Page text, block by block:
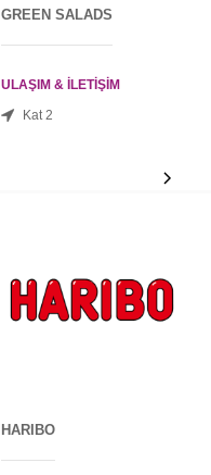
GREEN SALADS
ULAŞIM & İLETİŞİM
Kat 2
HARIBO